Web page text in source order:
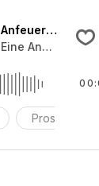
Anfeuerungsrufe
Eine
Prost